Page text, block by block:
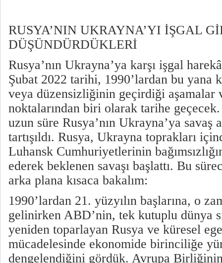
RUSYA’NIN UKRAYNA’YI İŞGAL
DÜŞÜNDÜRDÜKLERİ
Rusya’nın Ukrayna’ya karşı işgal
Şubat 2022 tarihi, 1990’lardan bu yana
veya düzensizliğinin geçirdiği aşamalar
noktalarından biri olarak tarihe
uzun süre Rusya’nın Ukrayna’ya savaş
tartışıldı. Rusya, Ukrayna toprakları
Luhansk Cumhuriyetlerinin
ederek beklenen savaşı başlattı. Bu
arka plana kısaca bakalım:
1990’lardan 21. yüzyılın başlarına, o
gelinirken ABD’nin, tek kutuplu dünya
yeniden toparlayan Rusya ve küresel
mücadelesinde ekonomide birinciliğe
dengelendiğini gördük. Avrupa